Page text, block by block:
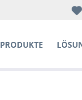
PRODUKTE